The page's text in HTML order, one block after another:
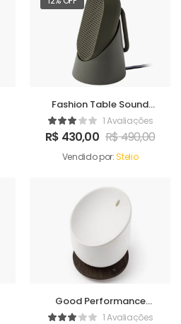
Fashion Table Sound
Maker1 Avaliações
R$ 430,00 R$490,00
Vendido por:Stelio
Good Performance
Humidifer1 Avaliações